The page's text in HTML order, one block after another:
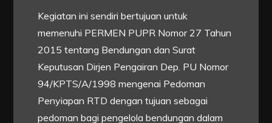
Kegiatan ini sendiri bertujuan untuk
memenuhi PERMEN PUPR Nomor 27 Tahun
2015 tentang Bendungan dan Surat
Keputusan Dirjen Pengairan Dep. PU Nomor
94/KPTS/A/1998 mengenai Pedoman
Penyiapan RTD dengan tujuan sebagai
pedoman bagi pengelola bendungan dalam